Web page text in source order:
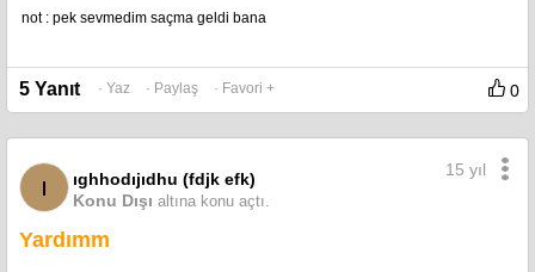
not : pek sevmedim saçma geldi bana
5 Yanıt · Yaz · Paylaş · Favori + 0
ı
ıghhodıjıdhu (fdjk efk)
Konu Dışı altına konu açtı.
15 yıl
Yardımm